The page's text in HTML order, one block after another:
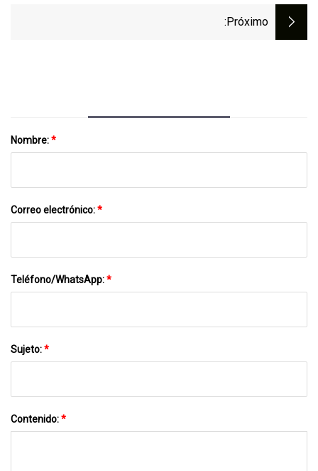
:próximo
Nombre:*
Correo electrónico:*
Teléfono/WhatsApp:*
Sujeto:*
Contenido:*